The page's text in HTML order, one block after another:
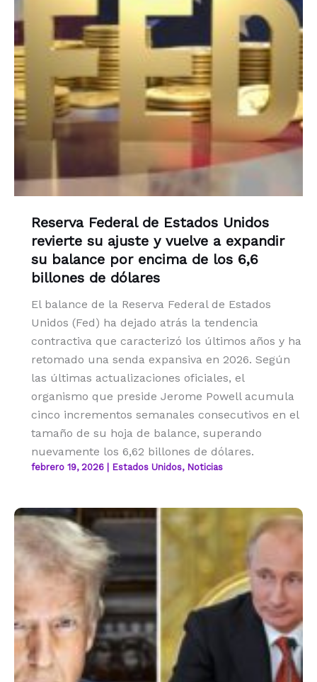
Reserva Federal de Estados Unidos
revierte su ajuste y vuelve a expandir
su balance por encima de los 6,6
billones de dólares
El balance de la Reserva Federal de Estados
Unidos (Fed) ha dejado atrás la tendencia
contractiva que caracterizó los últimos años y ha
retomado una senda expansiva en 2026. Según
las últimas actualizaciones oficiales, el
organismo que preside Jerome Powell acumula
cinco incrementos semanales consecutivos en el
tamaño de su hoja de balance, superando
nuevamente los 6,62 billones de dólares.
febrero 19, 2026 Estados Unidos, Noticias